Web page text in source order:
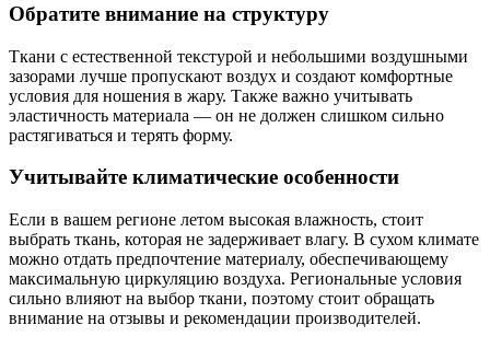
Обратите внимание на структуру
Ткани с естественной текстурой и небольшими воздушными
зазорами лучше пропускают воздух и создают комфортные
условия для ношения в жару. Также важно учитывать
эластичность материала — он не должен слишком сильно
растягиваться и терять форму.
Учитывайте климатические особенности
Если в вашем регионе летом высокая влажность, стоит
выбрать ткань, которая не задерживает влагу. В сухом климате
можно отдать предпочтение материалу, обеспечивающему
максимальную циркуляцию воздуха. Региональные условия
сильно влияют на выбор ткани, поэтому стоит обращать
внимание на отзывы и рекомендации производителей.